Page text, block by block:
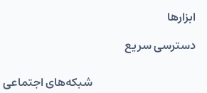
ابزارها
دسترسی سریع
شبکه‌های اجتماعی